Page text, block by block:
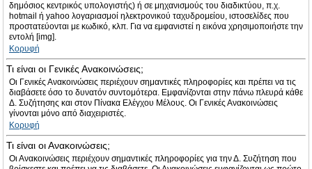
δημόσιος κεντρικός υπολογιστής) ή σε μηχανισμούς του διαδικτύου, π.χ.
hotmail ή yahoo λογαριασμοί ηλεκτρονικού ταχυδρομείου, ιστοσελίδες που
προστατεύονται με κωδικό, κλπ. Για να εμφανιστεί η εικόνα χρησιμοποιήστε την
εντολή [img].
Κορυφή
Τι είναι οι Γενικές Ανακοινώσεις;
Οι Γενικές Ανακοινώσεις περιέχουν σημαντικές πληροφορίες και πρέπει να τις
διαβάσετε όσο το δυνατόν συντομότερα. Εμφανίζονται στην πάνω πλευρά κάθε
Δ. Συζήτησης και στον Πίνακα Ελέγχου Μέλους. Οι Γενικές Ανακοινώσεις
γίνονται μόνο από διαχειριστές.
Κορυφή
Τι είναι οι Ανακοινώσεις;
Οι Ανακοινώσεις περιέχουν σημαντικές πληροφορίες για την Δ. Συζήτηση που